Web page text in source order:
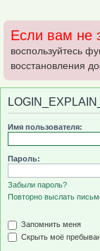
Если вам не
воспользуйтесь
восстановления
Имя пользователя:
Пароль:
Забыли пароль?
Повторно выслать
Запомнить меня
Скрыть моё